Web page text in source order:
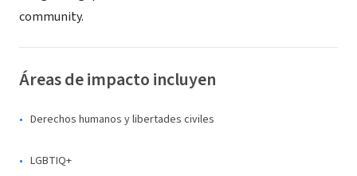
community.
Áreas de impacto incluyen
Derechos humanos y libertades civiles
LGBTIQ+